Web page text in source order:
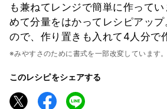
も兼ねてレンジで簡単に作って
めて分量をはかってレシピアッ
ので、作り置きも入れて4人分で
※みやすさのために書式を一部改変しています。
このレシピをシェアする